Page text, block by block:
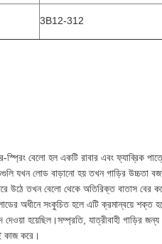
3B12-312
বেলো হল একটি রাবার এবং ফ্যাব্রিক
যখন লোড বাড়ানো হয় তখন গাড়ির উচ্চতা
উঠে তখন বেলো থেকে অতিরিক্ত বাতাস বের
অধীনে সংকুচিত হলে এটি ক্রমান্বয়ে শক্ত
দেওয়া হয়েছিল।সম্প্রতি, যাত্রীবাহী গাড়ির
কাজ করে।